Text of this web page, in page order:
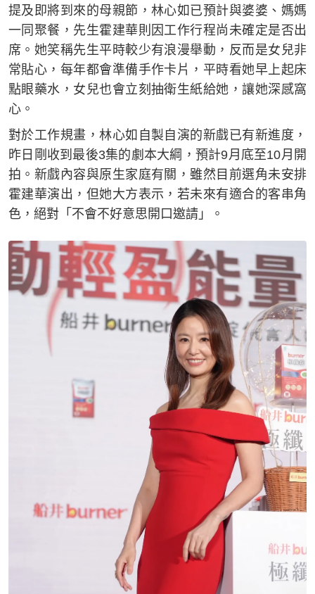
提及即將到來的母親節，林心如已預計與婆婆、媽媽
一同聚餐，先生霍建華則因工作行程尚未確定是否出
席。她笑稱先生平時較少有浪漫舉動，反而是女兒非
常貼心，每年都會準備手作卡片，平時看她早上起床
點眼藥水，女兒也會立刻抽衛生紙給她，讓她深感窩
心。
對於工作規畫，林心如自製自演的新戲已有新進度，
昨日剛收到最後3集的劇本大綱，預計9月底至10月開
拍。新戲內容與原生家庭有關，雖然目前選角未安排
霍建華演出，但她大方表示，若未來有適合的客串角
色，絕對「不會不好意思開口邀請」。